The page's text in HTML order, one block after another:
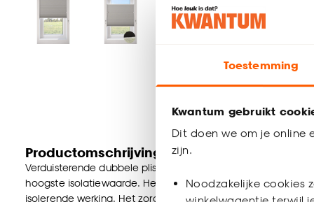
Toestemming
Kwantum gebruikt
Dit doen we om je online
zijn.
Noodzakelijke cookies
Productomschrijving
Verduisterende dubbele plissé lichtgrijs met fijne structuur
hoogste isolatiewaarde. Het heeft een honingraatstructuur
isolerende werking. Het zorgt ervoor dat de warmte binnen